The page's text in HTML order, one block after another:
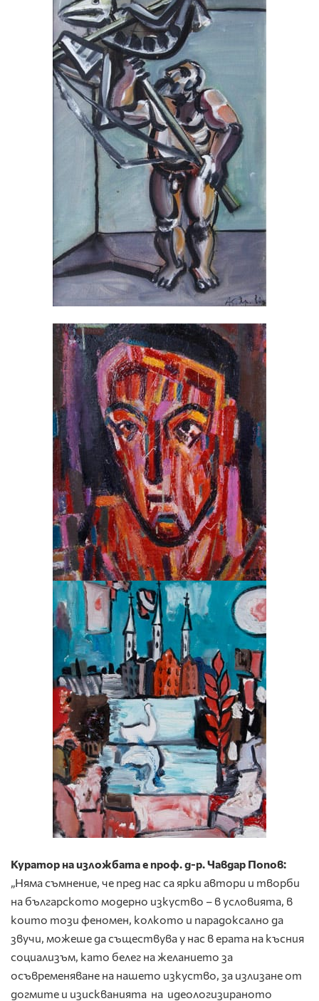
Куратор на изложбата е проф. д-р. Чавдар Попов:
„Няма съмнение, че пред нас са ярки автори и творби
на българското модерно изкуство – в условията, в
които този феномен, колкото и парадоксално да
звучи, можеше да съществува у нас в ерата на късния
социализъм, като белег на желанието за
осъвременяване на нашето изкуство, за излизане от
догмите и изискванията на идеологизираното